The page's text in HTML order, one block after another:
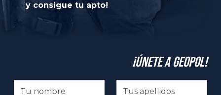
y consigue tu apto!
¡Únete a GeoPol!